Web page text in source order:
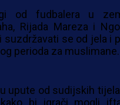
od fudbalera u
Rijada Mareza i
se od jela i
perioda za muslimane.
upute od sudijskih